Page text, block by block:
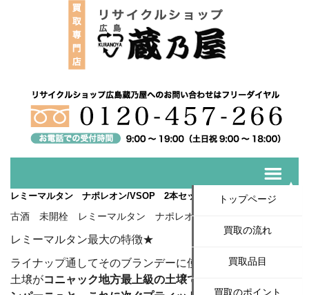
トップページ
買取の流れ
買取品目
買取のポイント
レミーマルタン ナポレオン/VSOP 2本セット★買取いたしました！
古酒 未開栓 レミーマルタン ナポレオン/VSOP
レミーマルタン最大の特徴★
ライナップ通してそのブランデーに使われているブドウの
土壌がコニャック地方最上級の土壌であるグランド・シャ